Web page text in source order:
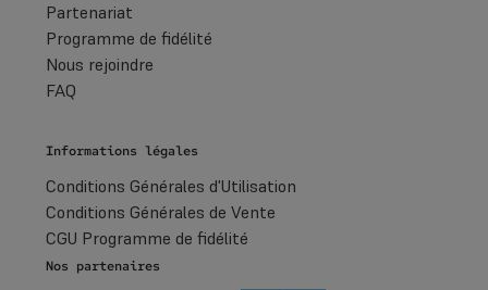
Partenariat
Programme de fidélité
Nous rejoindre
FAQ
Informations légales
Conditions Générales d'Utilisation
Conditions Générales de Vente
CGU Programme de fidélité
Nos partenaires